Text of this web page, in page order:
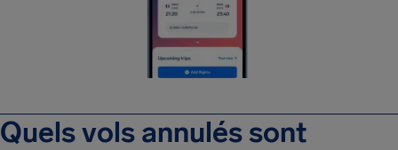
Quels vols annulés sont